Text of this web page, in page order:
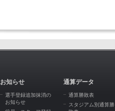
お知らせ
選手登録追加抹消の
お知らせ
通算データ
通算勝敗表
スタジアム別通算勝